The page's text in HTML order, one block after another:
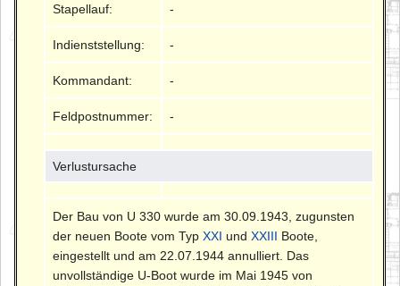
Stapellauf: -
Indienststellung: -
Kommandant: -
Feldpostnummer: -
Verlustursache
Der Bau von U 330 wurde am 30.09.1943, zugunsten
der neuen Boote vom TypXXI undXXIII Boote,
eingestellt und am 22.07.1944 annulliert. Das
unvollständige U-Boot wurde im Mai 1945 von